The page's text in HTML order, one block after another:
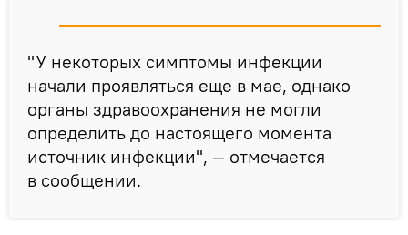
"У некоторых симптомы инфекции
начали проявляться еще в мае, однако
органы здравоохранения не могли
определить до настоящего момента
источник инфекции", — отмечается
в сообщении.